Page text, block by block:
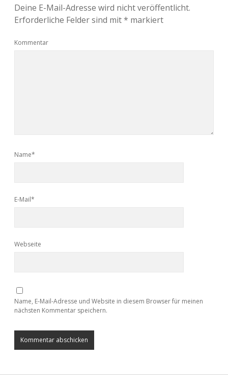
Deine E-Mail-Adresse wird nicht veröffentlicht.
Erforderliche Felder sind mit* markiert
Kommentar
Name*
E-Mail*
Webseite
Name, E-Mail-Adresse und Website in diesem Browser für meinen
nächsten Kommentar speichern.